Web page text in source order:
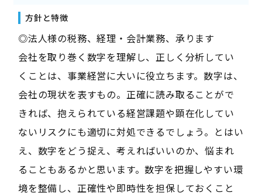
方針と特徴
◎法人様の税務、経理・会計業務、承ります
会社を取り巻く数字を理解し、正しく分析してい
くことは、事業経営に大いに役立ちます。数字は、
会社の現状を表すもの。正確に読み取ることがで
きれば、抱えられている経営課題や顕在化してい
ないリスクにも適切に対処できるでしょう。とはい
え、数字をどう捉え、考えればいいのか、悩まれ
ることもあるかと思います。数字を把握しやすい環
境を整備し、正確性や即時性を担保しておくこと